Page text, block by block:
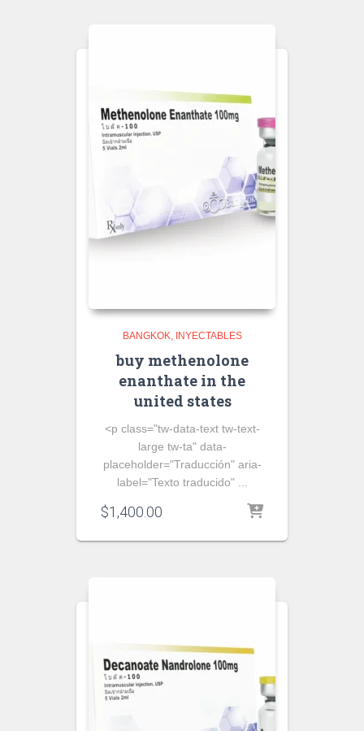
BANGKOK INYECTABLES
buy methenolone
enanthate in the
united states
<p class="tw-data-text tw-text-
large tw-ta" data-
placeholder="Traducción" aria-
label="Texto traducido" ...
$1,400.00